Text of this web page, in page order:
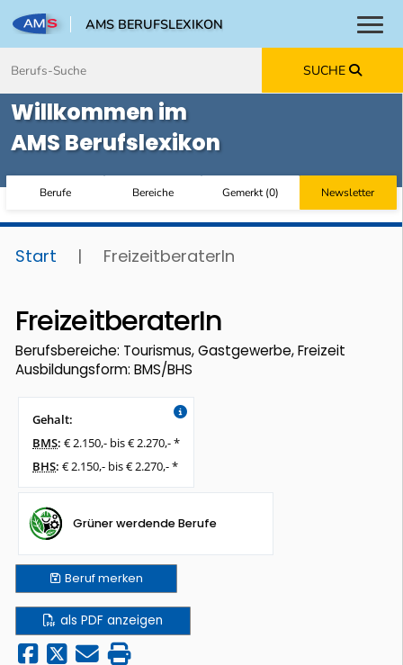
AMS BERUFSLEXIKON
SUCHE
Willkommen im
AMS Berufslexikon
Berufe Bereiche Gemerkt(0) Newsletter
Start | FreizeitberaterIn
FreizeitberaterIn
Berufsbereiche: Tourismus, Gastgewerbe, Freizeit
Ausbildungsform: BMS/BHS
Gehalt:
BMS: € 2.150,- bis € 2.270,- *
BHS: € 2.150,- bis € 2.270,- *
Grüner werdende Berufe
Berufmerken
als PDF anzeigen